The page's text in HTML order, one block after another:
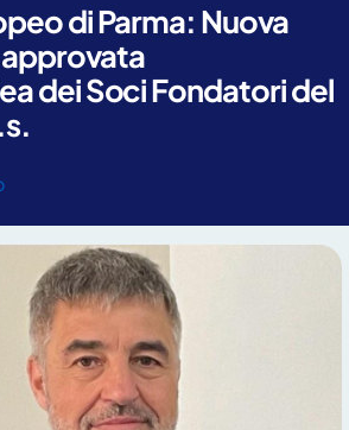
di Parma: Nuova
dei Soci Fondatori del